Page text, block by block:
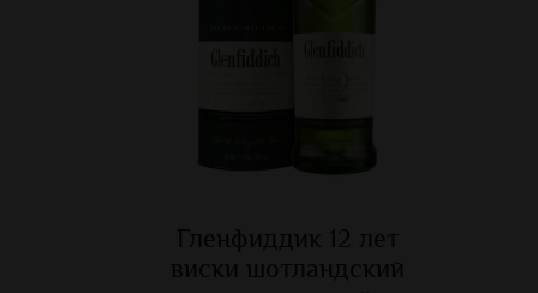
Гленфиддик 12 лет
виски шотландский